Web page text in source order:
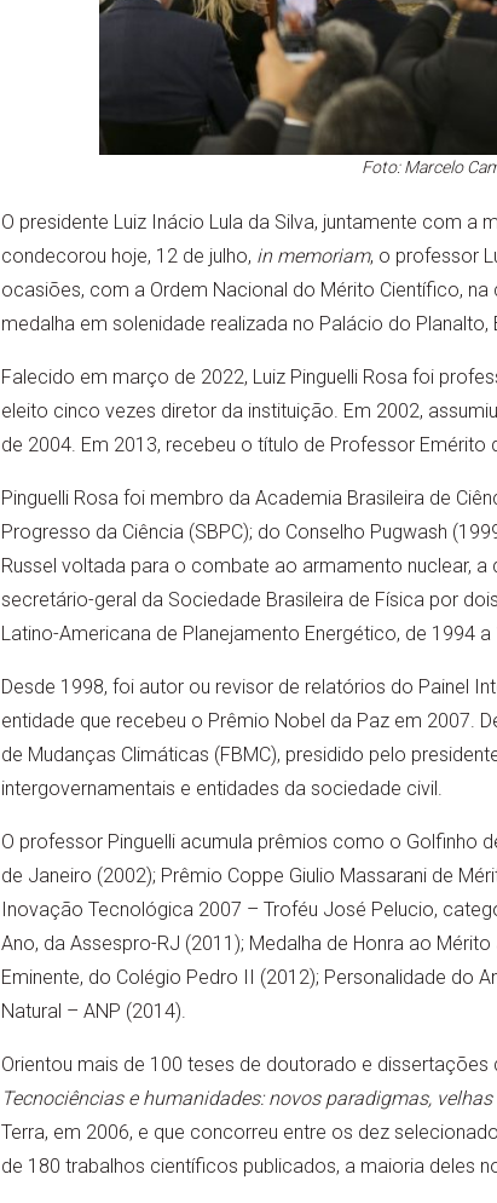
Foto: Marcelo
O presidente Luiz Inácio Lula da Silva, juntamente com a
condecorou hoje, 12 de julho, in memoriam, o professor
ocasiões, com a Ordem Nacional do Mérito Científico,
medalha em solenidade realizada no Palácio do Planalto,
Falecido em março de 2022, Luiz Pinguelli Rosa foi
eleito cinco vezes diretor da instituição. Em 2002,
de 2004. Em 2013, recebeu o título de Professor Emérito
Pinguelli Rosa foi membro da Academia Brasileira de
Progresso da Ciência (SBPC); do Conselho Pugwash
Russel voltada para o combate ao armamento nuclear,
secretário-geral da Sociedade Brasileira de Física por
Latino-Americana de Planejamento Energético, de 1994 a
Desde 1998, foi autor ou revisor de relatórios do Painel
entidade que recebeu o Prêmio Nobel da Paz em 2007.
de Mudanças Climáticas (FBMC), presidido pelo
intergovernamentais e entidades da sociedade civil.
O professor Pinguelli acumula prêmios como o Golfinho
de Janeiro (2002); Prêmio Coppe Giulio Massarani de
Inovação Tecnológica 2007 – Troféu José Pelucio,
Ano, da Assespro-RJ (2011); Medalha de Honra ao
Eminente, do Colégio Pedro II (2012); Personalidade do
Natural – ANP (2014).
Orientou mais de 100 teses de doutorado e
Tecnociências e humanidades: novos paradigmas,
Terra, em 2006, e que concorreu entre os dez
de 180 trabalhos científicos publicados, a maioria deles